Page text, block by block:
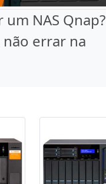
NAS Qnap?
não errar na